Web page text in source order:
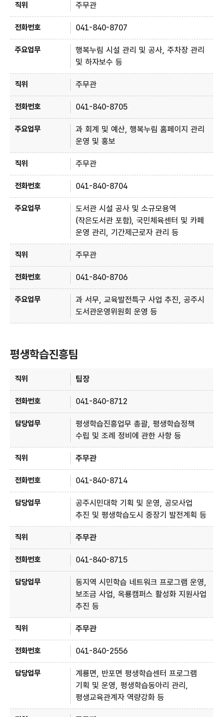
주무관
041-840-8707
행복누림 시설 관리 및 공사, 주차장 관리
및 하자보수 등
주무관
041-840-8705
과 회계 및 예산, 행복누림 홈페이지 관리
운영 및 홍보
주무관
041-840-8704
도서관 시설 공사 및 소규모용역
(작은도서관 포함), 국민체육센터 및 카페
운영 관리, 기간제근로자 관리 등
주무관
041-840-8706
과 서무, 교육발전특구 사업 추진, 공주시
도서관운영위원회 운영 등
평생학습진흥팀
팀장
041-840-8712
평생학습진흥업무 총괄, 평생학습정책
수립 및 조례 정비에 관한 사항 등
주무관
041-840-8714
공주시민대학 기획 및 운영, 공모사업
추진 및 평생학습도시 중장기 발전계획 등
주무관
041-840-8715
동지역 시민학습 네트워크 프로그램 운영,
보조금 사업, 옥룡캠퍼스 활성화 지원사업
추진 등
주무관
041-840-2556
계룡면, 반포면 평생학습센터 프로그램
기획 및 운영, 평생학습동아리 관리,
평생교육관계자 역량강화 등